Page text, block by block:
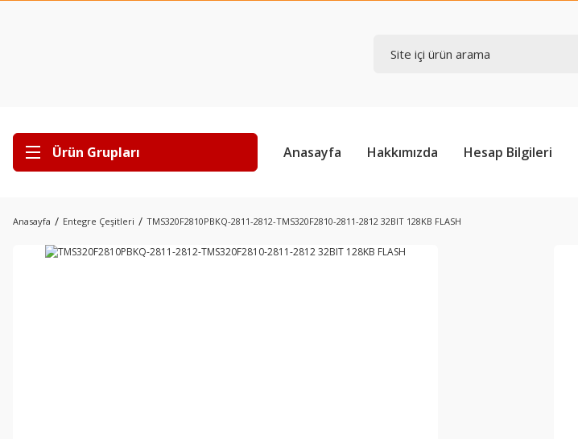
Ürün Grupları Anasayfa Hakkımızda Hesap Bilgileri
Anasayfa Entegre Çeşitleri TMS320F2810PBKQ-2811-2812-TMS320F2810-2811-2812 32BIT 128KB FLASH